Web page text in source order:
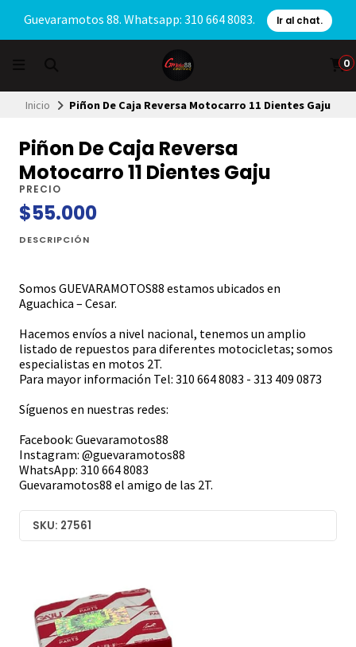
Guevaramotos 88. Whatsapp: 310 664 8083. Ir al chat.
0
Inicio Piñon De Caja Reversa Motocarro 11 Dientes Gaju
Piñon De Caja Reversa
Motocarro 11 Dientes Gaju
PRECIO
$55.000
DESCRIPCIÓN
Somos GUEVARAMOTOS88 estamos ubicados en
Aguachica – Cesar.
Hacemos envíos a nivel nacional, tenemos un amplio
listado de repuestos para diferentes motocicletas; somos
especialistas en motos 2T.
Para mayor información Tel: 310 664 8083 - 313 409 0873
Síguenos en nuestras redes:
Facebook: Guevaramotos88
Instagram: @guevaramotos88
WhatsApp: 310 664 8083
Guevaramotos88 el amigo de las 2T.
SKU: 27561